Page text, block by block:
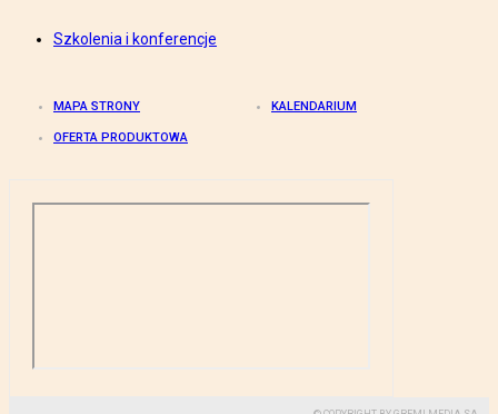
Szkolenia i konferencje
MAPA STRONY KALENDARIUM
OFERTA PRODUKTOWA